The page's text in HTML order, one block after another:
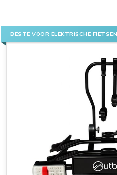
BESTE VOOR ELEKTRISCHE FIETSEN